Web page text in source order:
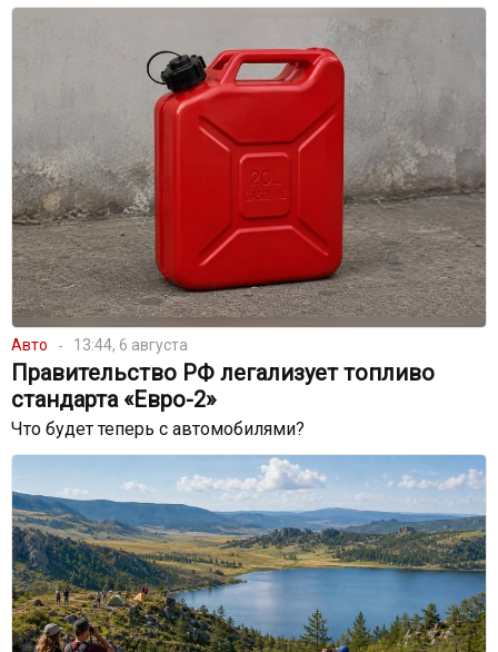
Авто 13:44, 6 августа
Правительство РФ легализует топливо
стандарта «Евро-2»
Что будет теперь с автомобилями?